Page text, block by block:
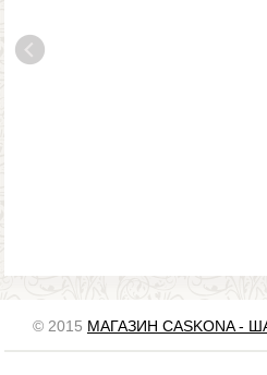
© 2015 МАГАЗИН CASKONA -